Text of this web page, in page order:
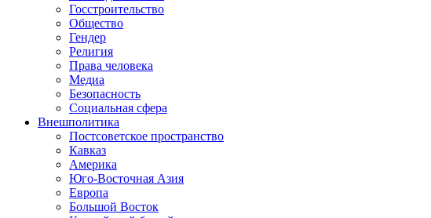
Госстроительство
Общество
Гендер
Религия
Права человека
Медиа
Безопасность
Социальная сфера
Внешполитика
Постсоветское пространство
Кавказ
Америка
Юго-Восточная Азия
Европа
Большой Восток